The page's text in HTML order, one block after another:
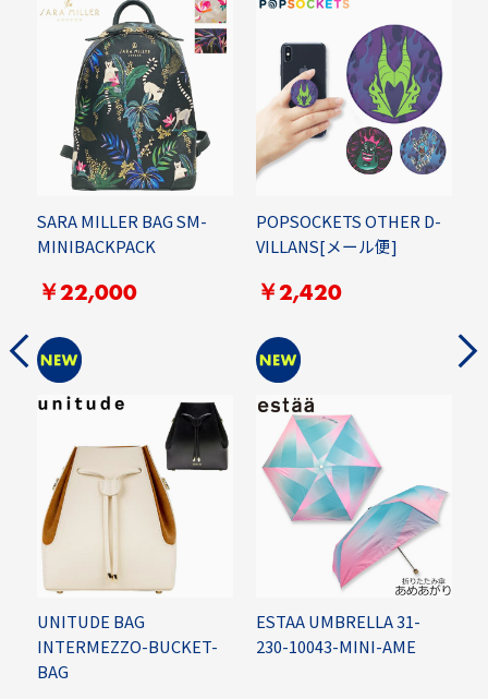
SARA MILLER BAG SM-
MINIBACKPACK
￥22,000
POPSOCKETS OTHER D-
VILLANS[メール便]
￥2,420
UNITUDE BAG
INTERMEZZO-BUCKET-
BAG
ESTAA UMBRELLA 31-
230-10043-MINI-AME